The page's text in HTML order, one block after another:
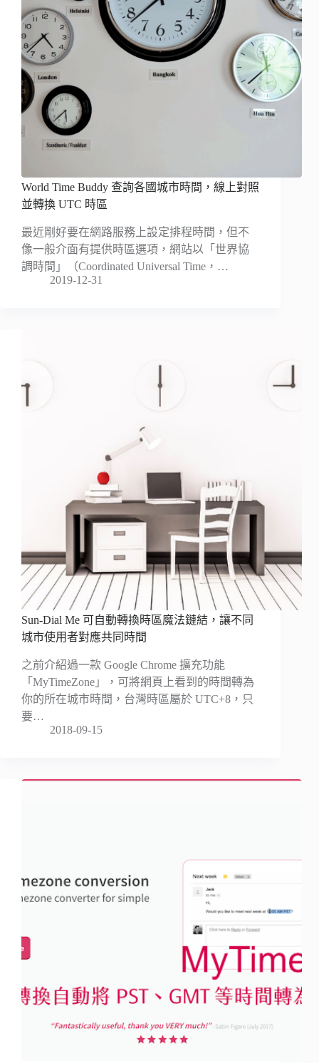
World Time Buddy 查詢各國城市時間，線上對照
並轉換 UTC 時區
最近剛好要在網路服務上設定排程時間，但不
像一般介面有提供時區選項，網站以「世界協
調時間」（Coordinated Universal Time，…
2019-12-31
Sun-Dial Me 可自動轉換時區魔法鏈結，讓不同
城市使用者對應共同時間
之前介紹過一款 Google Chrome 擴充功能
「MyTimeZone」，可將網頁上看到的時間轉為
你的所在城市時間，台灣時區屬於 UTC+8，只
要…
2018-09-15